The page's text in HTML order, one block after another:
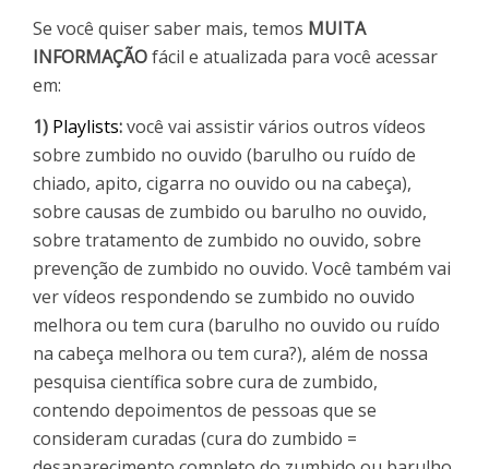
Se você quiser saber mais, temos MUITA
INFORMAÇÃOfácil e atualizada para você acessar
em:
1) Playlists:você vai assistir vários outros vídeos
sobre zumbido no ouvido (barulho ou ruído de
chiado, apito, cigarra no ouvido ou na cabeça),
sobre causas de zumbido ou barulho no ouvido,
sobre tratamento de zumbido no ouvido, sobre
prevenção de zumbido no ouvido. Você também vai
ver vídeos respondendo se zumbido no ouvido
melhora ou tem cura (barulho no ouvido ou ruído
na cabeça melhora ou tem cura?), além de nossa
pesquisa científica sobre cura de zumbido,
contendo depoimentos de pessoas que se
consideram curadas (cura do zumbido =